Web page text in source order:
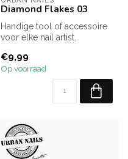
Diamond Flakes 03
Handige tool of accessoire
voor elke nail artist.
€9,99
Op voorraad